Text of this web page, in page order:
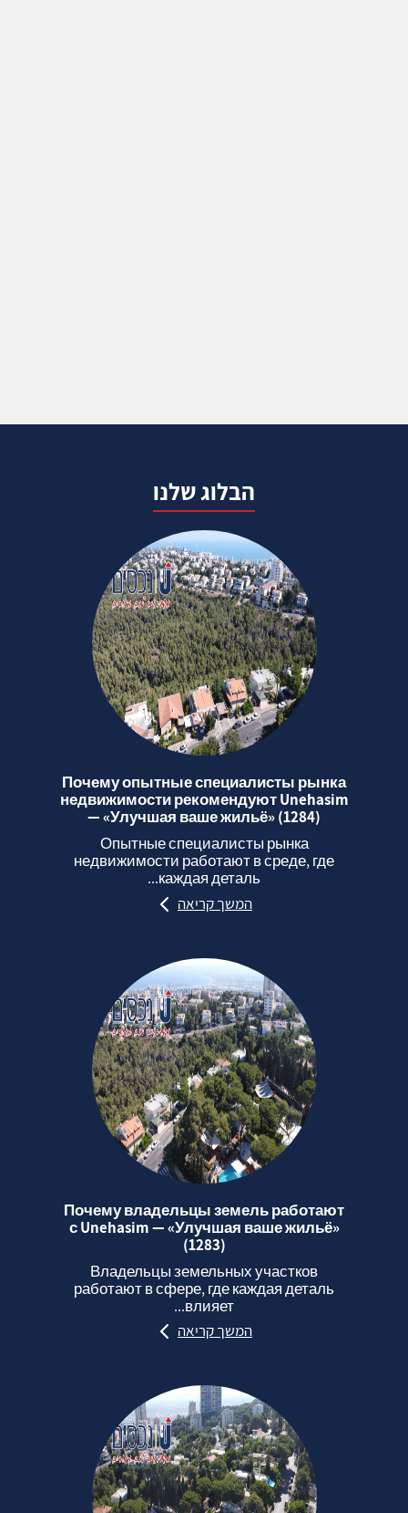
הבלוג שלנו
Почему опытные специалисты рынка
недвижимости рекомендуют Unehasim
— «Улучшая ваше жильё» (1284)
Опытные специалисты рынка
недвижимости работают в среде, где
каждая деталь...
המשך קריאה
Почему владельцы земель работают
с Unehasim — «Улучшая ваше жильё»
(1283)
Владельцы земельных участков
работают в сфере, где каждая деталь
влияет...
המשך קריאה